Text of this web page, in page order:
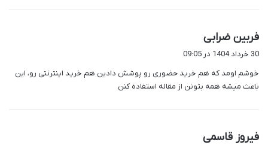
فربین ضرابی
ف
:
30 خرداد 1404 در 09:05
خوشم اومد که هم خرید حضوری رو پوشش دادین هم خرید اینترنتی رو، این
باعث میشه همه بتونن از مقاله استفاده کنن
فیروز قاسمی